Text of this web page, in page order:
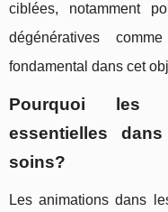
ciblées, notamment
dégénératives
fondamental dans cet
Pourquoi les
essentielles
soins?
Les animations dans